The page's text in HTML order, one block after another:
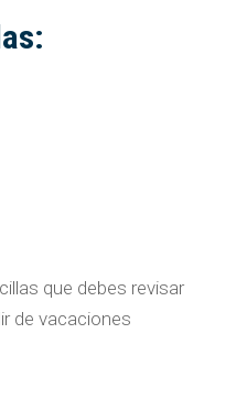
que debes revisar
de vacaciones